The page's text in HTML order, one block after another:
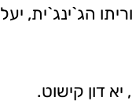
הג`ינג`ית,
דון קישוט.